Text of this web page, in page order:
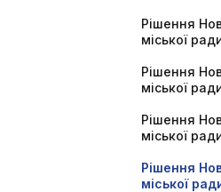
Рішення
міської
Рішення
міської
Рішення
міської
Рішення
міської